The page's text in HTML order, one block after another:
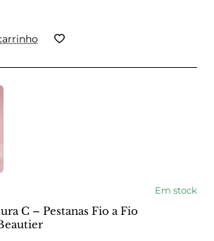
Em stock
C – Pestanas Fio a Fio